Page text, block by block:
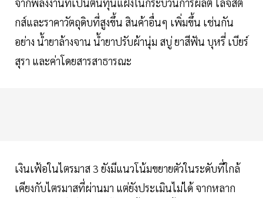
กส์และราคาวัตถุดิบที่สูงขึ้น สินค้าอื่นๆ เพิ่มขึ้น เช่นกัน
อย่าง น้ำยาล้างจาน น้ำยาปรับผ้านุ่ม สบู่ ยาสีฟัน บุหรี่ เบียร์
สุรา และค่าโดยสารสาธารณะ
เงินเฟ้อในไตรมาส 3 ยังมีแนวโน้มขยายตัวในระดับที่ใกล้
เคียงกับไตรมาสที่ผ่านมา แต่ยังประเมินไม่ได้ จากหลาก